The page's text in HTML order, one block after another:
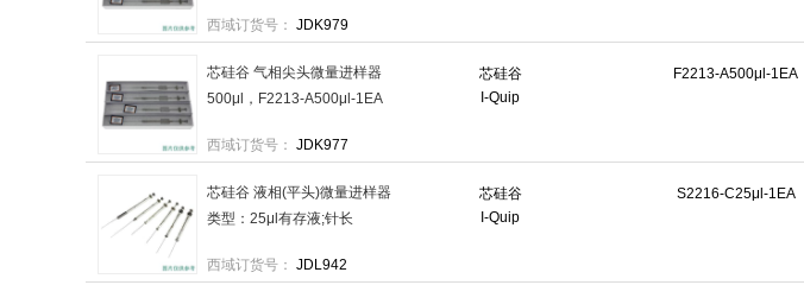
西域订货号： JDK979
芯硅谷
I-Quip
F2213-A500μl-1EA
芯硅谷 气相尖头微量进样器
500μl，F2213-A500μl-1EA
西域订货号： JDK977
芯硅谷
I-Quip
S2216-C25μl-1EA
芯硅谷 液相(平头)微量进样器
类型：25μl有存液;针长
售卖规格：1个
西域订货号： JDL942